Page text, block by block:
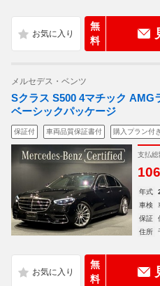
無
料
メルセデス・ベンツ
Sクラス S500 4マチック AMG
ベーシックパッケージ
保証付 車両品質保証書付 購入プラン付き
支払総
年式
車検
保証
住所
無
料